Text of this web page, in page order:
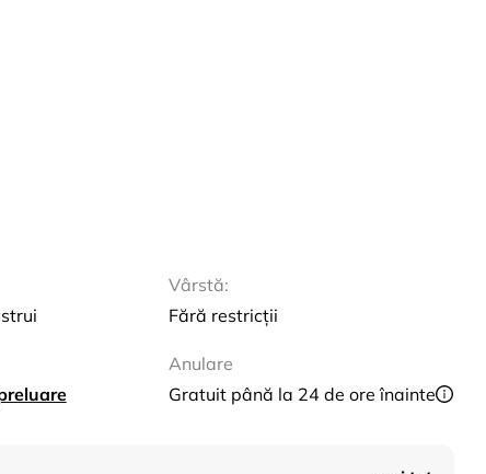
Vârstă:
Fără restricții
Anulare
Gratuit până la 24 de ore înainte